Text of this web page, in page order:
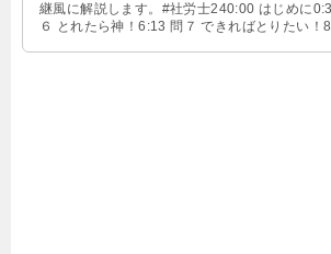
継風に解説します。#社労士240:00 はじめに
６ とれたら神！6:13 問７ できればとりたい！